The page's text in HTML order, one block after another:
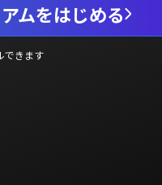
ムをはじめる
できます